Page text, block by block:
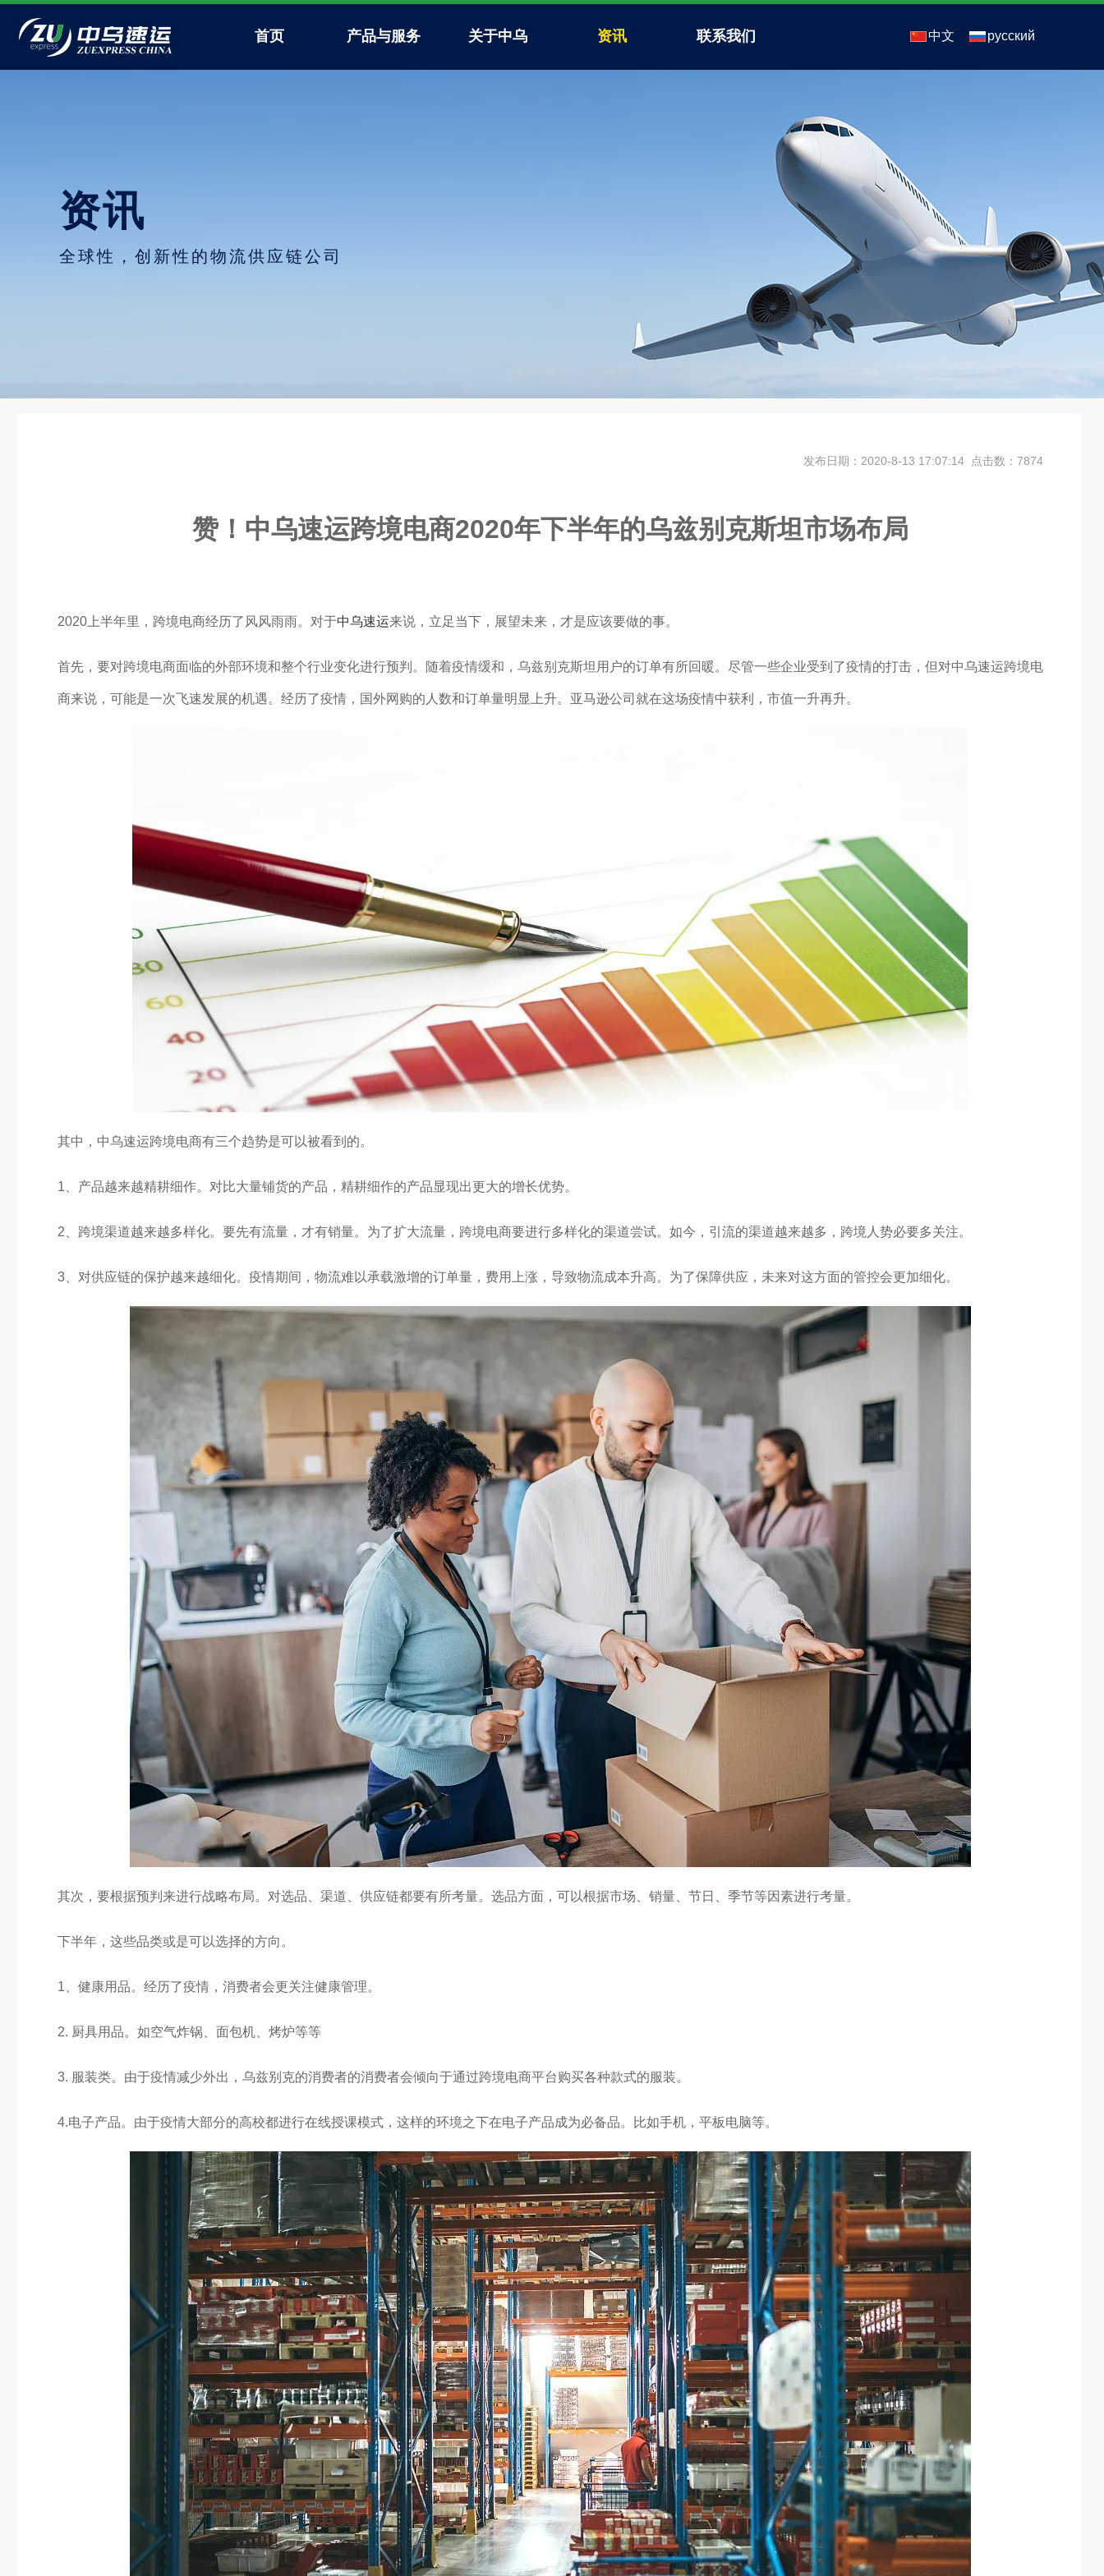
首页 产品与服务 关于中乌 资讯 联系我们 中文 русский
资讯
全球性，创新性的物流供应链公司
发布日期：2020-8-13 17:07:14 点击数：7874
赞！中乌速运跨境电商2020年下半年的乌兹别克斯坦市场布局
2020上半年里，跨境电商经历了风风雨雨。对于中乌速运来说，立足当下，展望未来，才是应该要做的事。
首先，要对跨境电商面临的外部环境和整个行业变化进行预判。随着疫情缓和，乌兹别克斯坦用户的订单有所回暖。尽管一些企业受到了疫情的打击，但对中乌速运跨境电
商来说，可能是一次飞速发展的机遇。经历了疫情，国外网购的人数和订单量明显上升。亚马逊公司就在这场疫情中获利，市值一升再升。
其中，中乌速运跨境电商有三个趋势是可以被看到的。
1、产品越来越精耕细作。对比大量铺货的产品，精耕细作的产品显现出更大的增长优势。
2、跨境渠道越来越多样化。要先有流量，才有销量。为了扩大流量，跨境电商要进行多样化的渠道尝试。如今，引流的渠道越来越多，跨境人势必要多关注。
3、对供应链的保护越来越细化。疫情期间，物流难以承载激增的订单量，费用上涨，导致物流成本升高。为了保障供应，未来对这方面的管控会更加细化。
其次，要根据预判来进行战略布局。对选品、渠道、供应链都要有所考量。选品方面，可以根据市场、销量、节日、季节等因素进行考量。
下半年，这些品类或是可以选择的方向。
1、健康用品。经历了疫情，消费者会更关注健康管理。
2. 厨具用品。如空气炸锅、面包机、烤炉等等
3. 服装类。由于疫情减少外出，乌兹别克的消费者的消费者会倾向于通过跨境电商平台购买各种款式的服装。
4.电子产品。由于疫情大部分的高校都进行在线授课模式，这样的环境之下在电子产品成为必备品。比如手机，平板电脑等。